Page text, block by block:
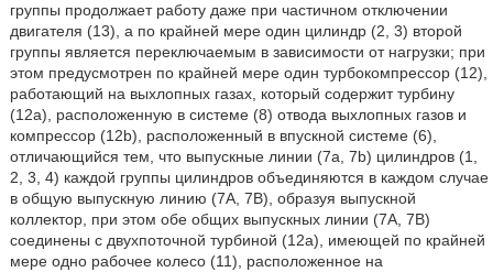
группы продолжает работу даже при частичном отключении
двигателя (13), а по крайней мере один цилиндр (2, 3) второй
группы является переключаемым в зависимости от нагрузки; при
этом предусмотрен по крайней мере один турбокомпрессор (12),
работающий на выхлопных газах, который содержит турбину
(12а), расположенную в системе (8) отвода выхлопных газов и
компрессор (12b), расположенный в впускной системе (6),
отличающийся тем, что выпускные линии (7а, 7b) цилиндров (1,
2, 3, 4) каждой группы цилиндров объединяются в каждом случае
в общую выпускную линию (7А, 7В), образуя выпускной
коллектор, при этом обе общих выпускных линии (7А, 7В)
соединены с двухпоточной турбиной (12а), имеющей по крайней
мере одно рабочее колесо (11), расположенное на